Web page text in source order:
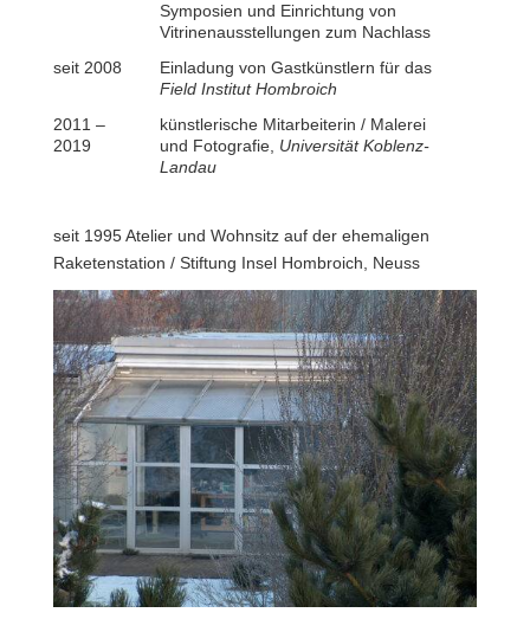
Symposien und Einrichtung von
Vitrinenausstellungen zum Nachlass
seit 2008
Einladung von Gastkünstlern für das
Field Institut Hombroich
2011 –
2019
künstlerische Mitarbeiterin / Malerei
und Fotografie, Universität Koblenz-
Landau
seit 1995 Atelier und Wohnsitz auf der ehemaligen
Raketenstation / Stiftung Insel Hombroich, Neuss